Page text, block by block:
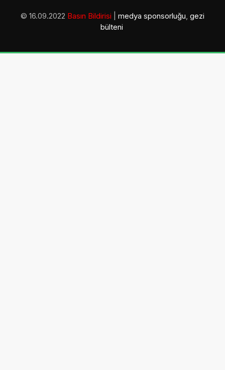
© 16.09.2022 Basın Bildirisi medya sponsorluğu, gezi
bülteni